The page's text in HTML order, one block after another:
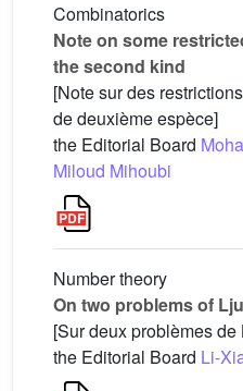
Combinatorics
Note on some
the second kind
[Note sur des
de deuxième espèce]
the Editorial Board
Miloud Mihoubi
Number theory
On two problems of
[Sur deux problèmes
the Editorial Board Li-